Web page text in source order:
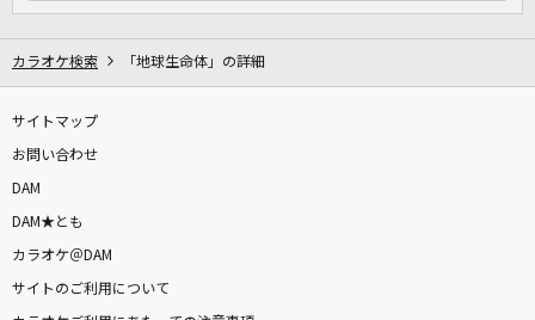
カラオケ検索 「地球生命体」の詳細
サイトマップ
お問い合わせ
DAM
DAM★とも
カラオケ＠DAM
サイトのご利用について